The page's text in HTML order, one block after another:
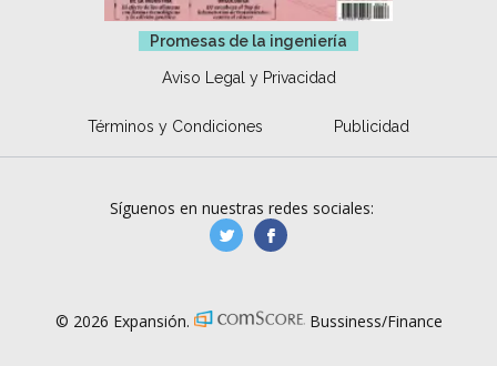
Promesas de la ingeniería
Aviso Legal y Privacidad
Términos y Condiciones Publicidad
Síguenos en nuestras redes sociales:
manufacturaGE
© 2026 Expansión. Bussiness/Finance